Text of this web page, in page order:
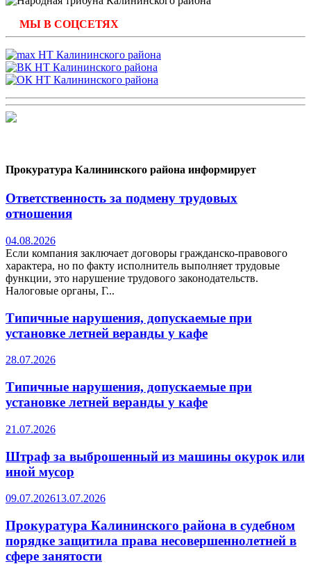
МЫ В СОЦСЕТЯХ
Прокуратура Калининского района информирует
Ответственность за подмену трудовых
отношения
04.08.2026
Если компания заключает договоры гражданско-правового
характера, но по факту исполнитель выполняет трудовые
функции, это нарушение трудового законодательств.
Налоговые органы, Г...
Типичные нарушения, допускаемые при
установке летней веранды у кафе
28.07.2026
Типичные нарушения, допускаемые при
установке летней веранды у кафе
21.07.2026
Штраф за выброшенный из машины окурок или
иной мусор
09.07.202613.07.2026
Прокуратура Калининского района в судебном
порядке защитила права несовершеннолетней в
сфере занятости